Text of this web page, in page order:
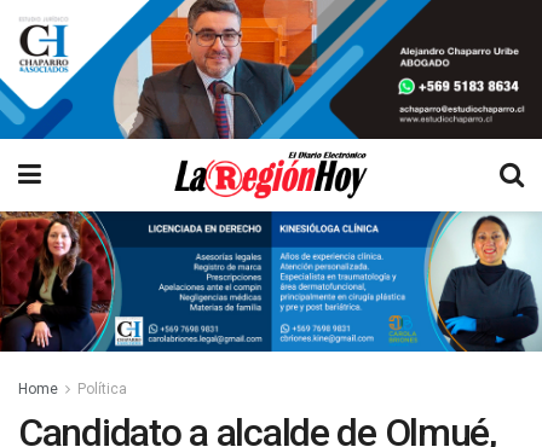
Home Política
Candidato a alcalde de Olmué,